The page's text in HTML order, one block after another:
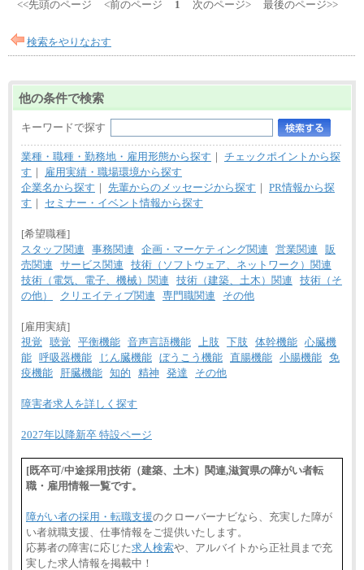
<<先頭のページ <前のページ 1 次のページ> 最後のページ>>
検索をやりなおす
他の条件で検索
キーワードで探す
業種・職種・勤務地・雇用形態から探す ｜ チェックポイントから探
す ｜
雇用実績・職場環境から探す
企業名から探す ｜ 先輩からのメッセージから探す ｜ PR情報から探
す ｜ セミナー・イベント情報から探す
[希望職種]
スタッフ関連
事務関連 企画・マーケティング関連 営業関連
販
売関連
サービス関連
技術（ソフトウェア、ネットワーク）関連
技術（電気、電子、機械）関連
技術（建築、土木）関連
技術（そ
の他）
クリエイティブ関連 専門職関連 その他
[雇用実績]
視覚
聴覚 平衡機能 音声言語機能 上肢 下肢 体幹機能 心臓機
能 呼吸器機能 じん臓機能 ぼうこう機能 直腸機能 小腸機能 免
疫機能
肝臓機能 知的 精神 発達 その他
障害者求人を詳しく探す
2027年以降新卒 特設ページ
[既卒可/中途採用]技術（建築、土木）関連,滋賀県の障がい者転
職・雇用情報一覧です。
障がい者の採用・転職支援のクローバーナビなら、充実した障が
い者就職支援、仕事情報をご提供いたします。
応募者の障害に応じた求人検索や、アルバイトから正社員まで充
実した求人情報を掲載中！